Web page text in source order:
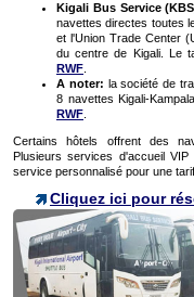
Kigali Bus Service
navettes directes toutes
et l'Union Trade Center
du centre de Kigali. Le
RWF
A noter: la société de
8 navettes Kigali-
RWF
Certains hôtels offrent des
Plusieurs services d'accueil
service personnalisé pour une
Cliquez ici pour